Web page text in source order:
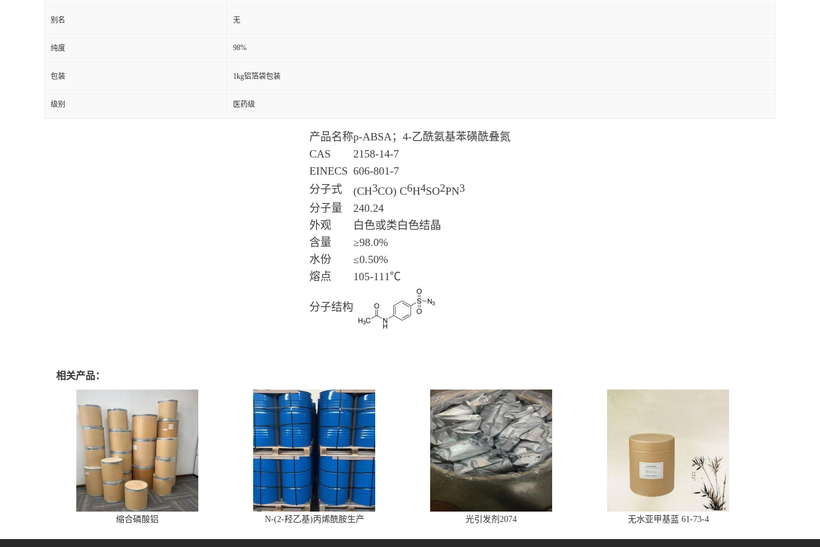
别名 无
纯度 98%
包装 1kg铝箔袋包装
级别 医药级
产品名称p-ABSA；4-乙酰氨基苯磺酰叠氮
CAS
2158-14-7
EINECS 606-801-7
分子式
(CH3CO) C6H4SO2PN3
分子量
240.24
外观
白色或类白色结晶
含量
≥98.0%
水份
≤0.50%
熔点
105-111℃
分子结构
相关产品：
缩合磷酸铝 N-(2-羟乙基)丙烯酰胺生产 光引发剂2074 无水亚甲基蓝 61-73-4